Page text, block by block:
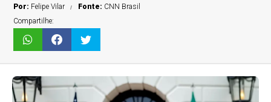
Por: Felipe Vilar Fonte: CNN Brasil
Compartilhe: